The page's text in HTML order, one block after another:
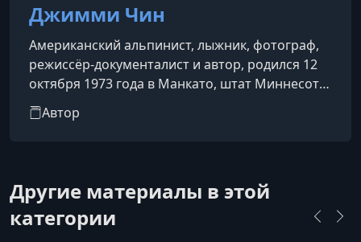
Джимми Чин
Американский альпинист, лыжник, фотограф,
режиссёр-документалист и автор, родился 12
октября 1973 года в Манкато, штат Миннесота.
Он известен своими экстремальными
восхождениями, кинематографическими
Автор
Другие материалы в этой
категории